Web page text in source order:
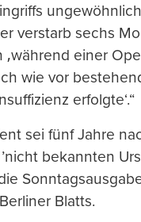
verstarb sechs
einer
wie vor
erfolgte‘.“
sei fünf Jahre
bekannten
Blatts.